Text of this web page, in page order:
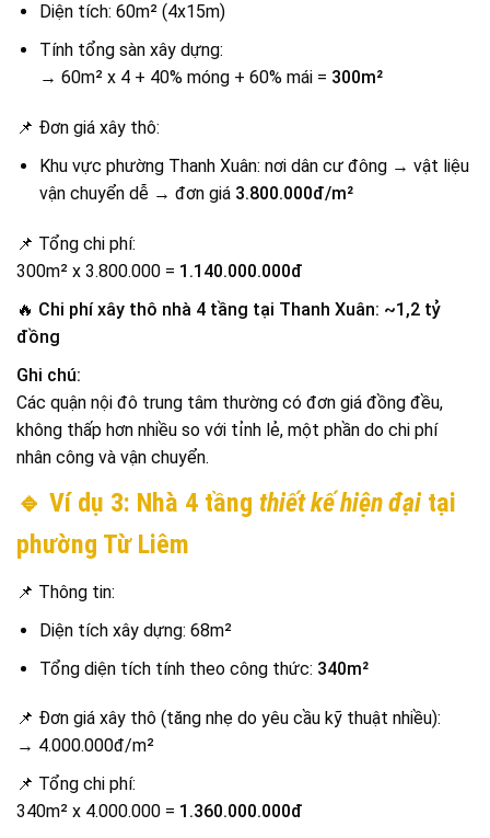
Diện tích: 60m² (4x15m)
Tính tổng sàn xây dựng:
→ 60m² x 4 + 40% móng + 60% mái = 300m²
📌 Đơn giá xây thô:
Khu vực phường Thanh Xuân: nơi dân cư đông → vật liệu
vận chuyển dễ → đơn giá 3.800.000đ/m²
📌 Tổng chi phí:
300m² x 3.800.000 = 1.140.000.000đ
🔥 Chi phí xây thô nhà 4 tầng tại Thanh Xuân: ~1,2 tỷ
đồng
Ghi chú:
Các quận nội đô trung tâm thường có đơn giá đồng đều,
không thấp hơn nhiều so với tỉnh lẻ, một phần do chi phí
nhân công và vận chuyển.
🔹 Ví dụ 3: Nhà 4 tầng thiết kế hiện đạitại
phường Từ Liêm
📌 Thông tin:
Diện tích xây dựng: 68m²
Tổng diện tích tính theo công thức: 340m²
📌 Đơn giá xây thô (tăng nhẹ do yêu cầu kỹ thuật nhiều):
→ 4.000.000đ/m²
📌 Tổng chi phí:
340m² x 4.000.000 = 1.360.000.000đ